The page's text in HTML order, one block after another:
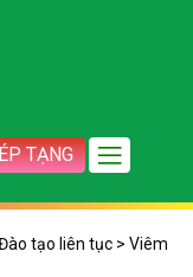
TẠNG
tạo liên tục > Viêm